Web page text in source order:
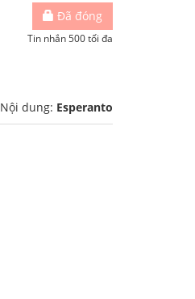
Đã đóng
Tin nhắn 500 tối đa
Nội dung: Esperanto